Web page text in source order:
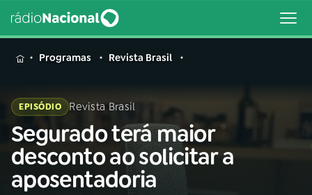
MENU
Buscar
na
Rádio
Nacional
Buscar
Programas Revista Brasil
EPISÓDIO Revista Brasil
Segurado terá maior
desconto ao solicitar a
aposentadoria